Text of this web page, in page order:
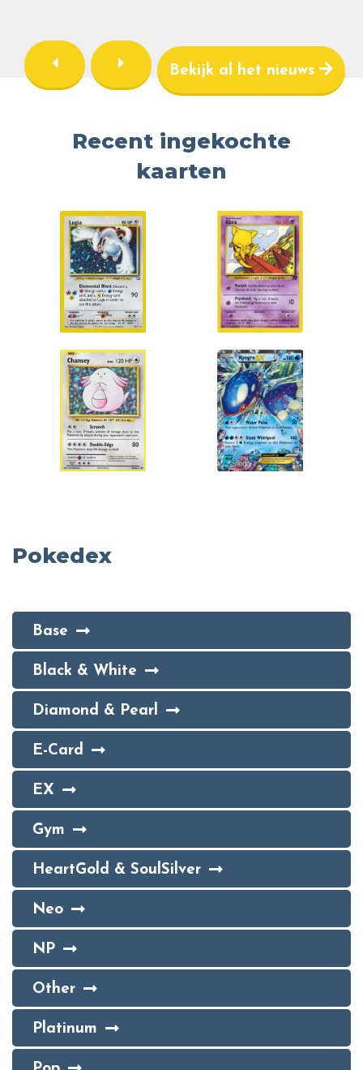
Bekijk al het nieuws
Recent ingekochte
kaarten
Pokedex
Base
Black & White
Diamond & Pearl
E-Card
EX
Gym
HeartGold & SoulSilver
Neo
NP
Other
Platinum